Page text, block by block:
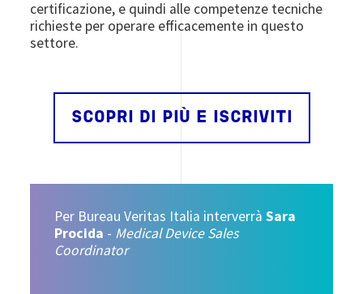
certificazione, e quindi alle competenze tecniche
richieste per operare efficacemente in questo
settore.
SCOPRI DI PIÙ E ISCRIVITI
Per Bureau Veritas Italia interverràSara
Procida - Medical Device Sales
Coordinator